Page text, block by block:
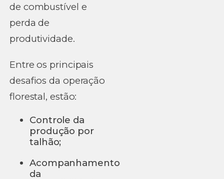
de combustível e
perda de
produtividade.
Entre os principais
desafios da operação
florestal, estão:
Controle da
produção por
talhão;
Acompanhamento
da